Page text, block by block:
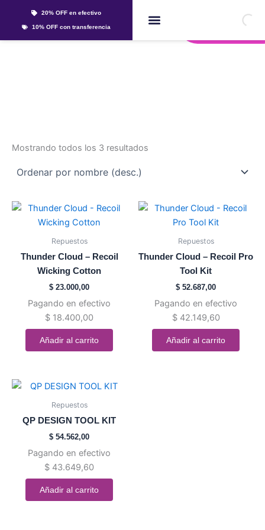
20% OFF en efectivo
10% OFF con transferencia Whatsapp
Mostrando todos los 3 resultados
Repuestos
Thunder Cloud – Recoil
Wicking Cotton
$ 23.000,00
Pagando en efectivo
$ 18.400,00
Añadir al carrito
Repuestos
Thunder Cloud – Recoil Pro
Tool Kit
$ 52.687,00
Pagando en efectivo
$42.149,60
Añadir al carrito
Repuestos
QP DESIGN TOOL KIT
$ 54.562,00
Pagando en efectivo
$ 43.649,60
Añadir al carrito